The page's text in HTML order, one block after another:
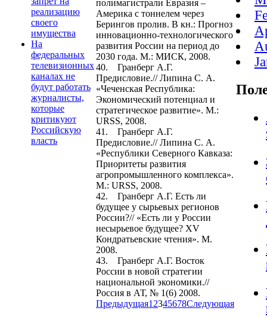
реализацию
своего
имущества
На
федеральных
телевизионных
каналах не
будут работать
журналисты,
которые
критикуют
Российскую
власть
полимагистрали Евразия –
Америка с тоннелем через
Берингов пролив. В кн.: Прогноз
инновационно-технологического
развития России на период до
2030 года. М.: МИСК, 2008.
40. Гранберг А.Г.
Предисловие.// Липина С. А.
«Чеченская Республика:
Экономический потенциал и
стратегическое развитие». М.:
URSS, 2008.
41. Гранберг А.Г.
Предисловие.// Липина С. А.
«Республики Северного Кавказа:
Приоритеты развития
агропромышленного комплекса».
М.: URSS, 2008.
42. Гранберг А.Г. Есть ли
будущее у сырьевых регионов
России?// «Есть ли у России
несырьевое будущее? XV
Кондратьевские чтения». М.
2008.
43. Гранберг А.Г. Восток
России в новой стратегии
национальной экономики.//
Россия в АТ, № 1(6) 2008.
Предыдущая1 2345678Следующая